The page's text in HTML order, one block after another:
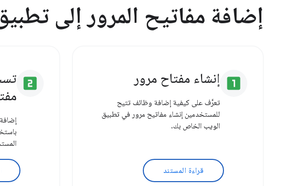
إضافة مفاتيح المرور إلى
looks_one إنشاء مفتاح مرور
تعرَّف على كيفية إضافة وظائف تتيح
للمستخدمين إنشاء مفاتيح مرور في تطبيق
الويب الخاص بك.
قراءة المستند
looks_two